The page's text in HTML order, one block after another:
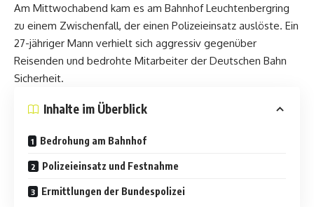
Am Mittwochabend kam es am Bahnhof Leuchtenbergring
zu einem Zwischenfall, der einen Polizeieinsatz auslöste. Ein
27-jähriger Mann verhielt sich aggressiv gegenüber
Reisenden und bedrohte Mitarbeiter der Deutschen Bahn
Sicherheit.
Inhalte im Überblick
Bedrohung am Bahnhof
Polizeieinsatz und Festnahme
Ermittlungen der Bundespolizei